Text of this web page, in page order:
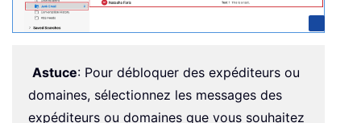
Astuce: Pour débloquer des expéditeurs ou
domaines, sélectionnez les messages des
expéditeurs ou domaines que vous souhaitez